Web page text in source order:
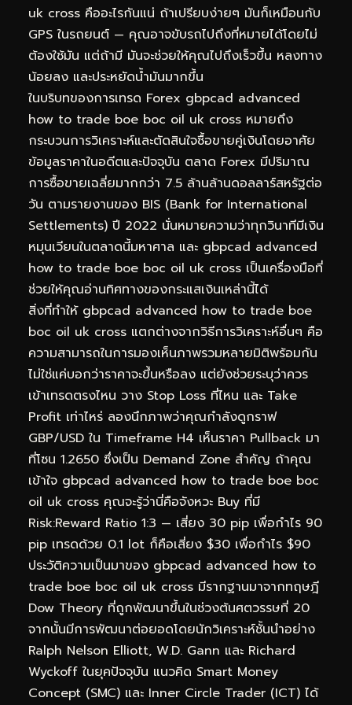
uk cross คืออะไรกันแน่ ถ้าเปรียบง่ายๆ มันก็เหมือนกับ
GPS ในรถยนต์ — คุณอาจขับรถไปถึงที่หมายได้โดยไม่
ต้องใช้มัน แต่ถ้ามี มันจะช่วยให้คุณไปถึงเร็วขึ้น หลงทาง
น้อยลง และประหยัดน้ำมันมากขึ้น
ในบริบทของการเทรด Forex gbpcad advanced
how to trade boe boc oil uk cross หมายถึง
กระบวนการวิเคราะห์และตัดสินใจซื้อขายคู่เงินโดยอาศัย
ข้อมูลราคาในอดีตและปัจจุบัน ตลาด Forex มีปริมาณ
การซื้อขายเฉลี่ยมากกว่า 7.5 ล้านล้านดอลลาร์สหรัฐต่อ
วัน ตามรายงานของ BIS (Bank for International
Settlements) ปี 2022 นั่นหมายความว่าทุกวินาทีมีเงิน
หมุนเวียนในตลาดนี้มหาศาล และ gbpcad advanced
how to trade boe boc oil uk cross เป็นเครื่องมือที่
ช่วยให้คุณอ่านทิศทางของกระแสเงินเหล่านี้ได้
สิ่งที่ทำให้ gbpcad advanced how to trade boe
boc oil uk cross แตกต่างจากวิธีการวิเคราะห์อื่นๆ คือ
ความสามารถในการมองเห็นภาพรวมหลายมิติพร้อมกัน
ไม่ใช่แค่บอกว่าราคาจะขึ้นหรือลง แต่ยังช่วยระบุว่าควร
เข้าเทรดตรงไหน วาง Stop Loss ที่ไหน และ Take
Profit เท่าไหร่ ลองนึกภาพว่าคุณกำลังดูกราฟ
GBP/USD ใน Timeframe H4 เห็นราคา Pullback มา
ที่โซน 1.2650 ซึ่งเป็น Demand Zone สำคัญ ถ้าคุณ
เข้าใจ gbpcad advanced how to trade boe boc
oil uk cross คุณจะรู้ว่านี่คือจังหวะ Buy ที่มี
Risk:Reward Ratio 1:3 — เสี่ยง 30 pip เพื่อกำไร 90
pip เทรดด้วย 0.1 lot ก็คือเสี่ยง $30 เพื่อกำไร $90
ประวัติความเป็นมาของ gbpcad advanced how to
trade boe boc oil uk cross มีรากฐานมาจากทฤษฎี
Dow Theory ที่ถูกพัฒนาขึ้นในช่วงต้นศตวรรษที่ 20
จากนั้นมีการพัฒนาต่อยอดโดยนักวิเคราะห์ชั้นนำอย่าง
Ralph Nelson Elliott, W.D. Gann และ Richard
Wyckoff ในยุคปัจจุบัน แนวคิด Smart Money
Concept (SMC) และ Inner Circle Trader (ICT) ได้